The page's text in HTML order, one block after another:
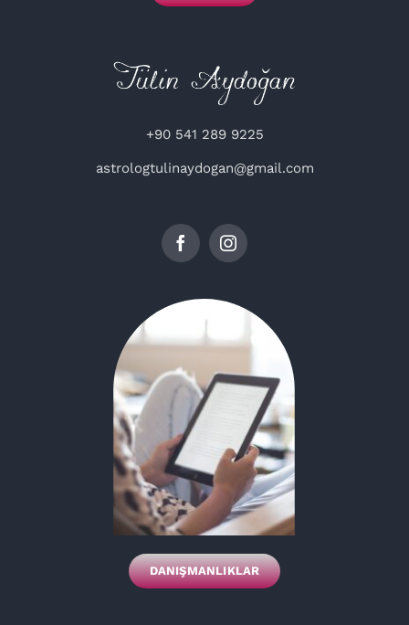
+90 541 289 9225
astrologtulinaydogan@gmail.com
DANIŞMANLIKLAR